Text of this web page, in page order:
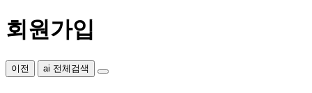
회원가입
이전 ai 전체검색